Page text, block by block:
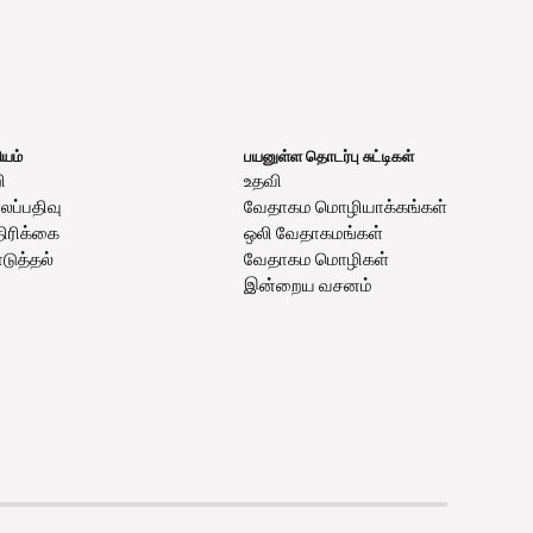
பயனுள்ள தொடர்பு சுட்டிகள்
உதவி
வேதாகம மொழியாக்கங்கள்
ஒலி வேதாகமங்கள்
வேதாகம மொழிகள்
இன்றைய வசனம்